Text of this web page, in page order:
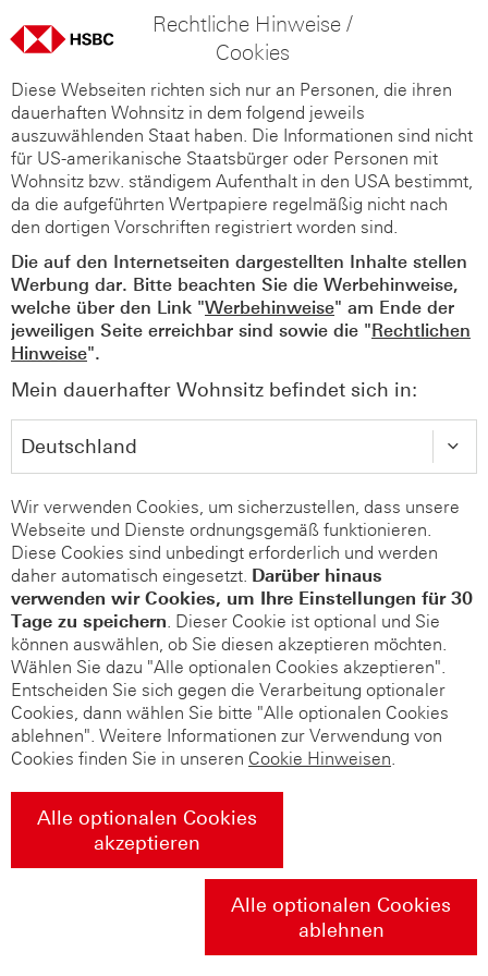
Rechtliche Hinweise /
Cookies
Diese Webseiten richten sich nur an Personen, die ihren
dauerhaften Wohnsitz in dem folgend jeweils
auszuwählenden Staat haben. Die Informationen sind nicht
für US-amerikanische Staatsbürger oder Personen mit
Wohnsitz bzw. ständigem Aufenthalt in den USA bestimmt,
da die aufgeführten Wertpapiere regelmäßig nicht nach
den dortigen Vorschriften registriert worden sind.
Die auf den Internetseiten dargestellten Inhalte stellen
Werbung dar. Bitte beachten Sie die Werbehinweise,
welche über den Link "Werbehinweise" am Ende der
jeweiligen Seite erreichbar sind sowie die "Rechtlichen
Hinweise".
Mein dauerhafter Wohnsitz befindet sich in:
Wir verwenden Cookies, um sicherzustellen, dass unsere
Webseite und Dienste ordnungsgemäß funktionieren.
Diese Cookies sind unbedingt erforderlich und werden
daher automatisch eingesetzt. Darüber hinaus
verwenden wir Cookies, um Ihre Einstellungen für 30
Tage zu speichern. Dieser Cookie ist optional und Sie
können auswählen, ob Sie diesen akzeptieren möchten.
Wählen Sie dazu "Alle optionalen Cookies akzeptieren".
Entscheiden Sie sich gegen die Verarbeitung optionaler
Cookies, dann wählen Sie bitte "Alle optionalen Cookies
ablehnen". Weitere Informationen zur Verwendung von
Cookies finden Sie in unseren Cookie Hinweisen.
Alle optionalen Cookies
akzeptieren
Alle optionalen Cookies
ablehnen